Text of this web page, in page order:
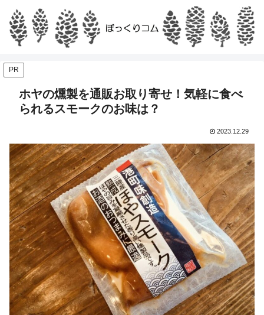
PR
ホヤの燻製を通販お取り寄せ！気軽に食べ
られるスモークのお味は？
2023.12.29